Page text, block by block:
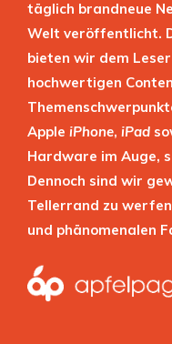
täglich brandneue
Welt veröffentlicht.
bieten wir dem
hochwertigen
Apple iPhone, iPad
Hardware im Auge,
Dennoch sind wir
Tellerrand zu
und phänomenalen